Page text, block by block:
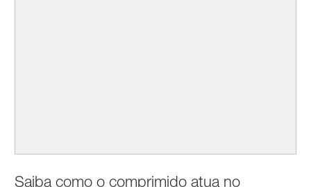
Saiba como o comprimido atua no